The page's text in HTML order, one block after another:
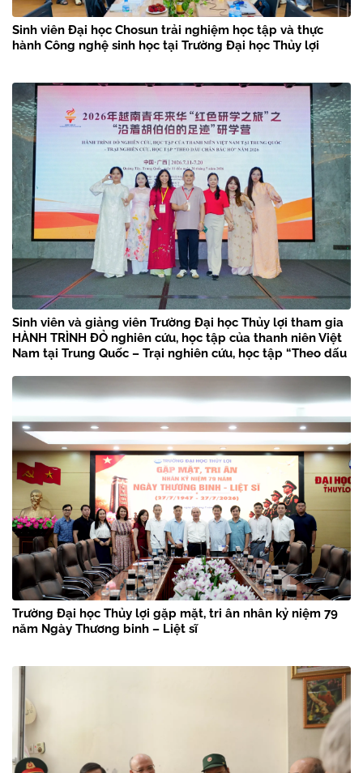
Sinh viên Đại học Chosun trải nghiệm học tập và thực
hành Công nghệ sinh học tại Trường Đại học Thủy lợi
Sinh viên và giảng viên Trường Đại học Thủy lợi tham gia
HÀNH TRÌNH ĐỎ nghiên cứu, học tập của thanh niên Việt
Nam tại Trung Quốc – Trại nghiên cứu, học tập “Theo dấu
Trường Đại học Thủy lợi gặp mặt, tri ân nhân kỷ niệm 79
năm Ngày Thương binh – Liệt sĩ